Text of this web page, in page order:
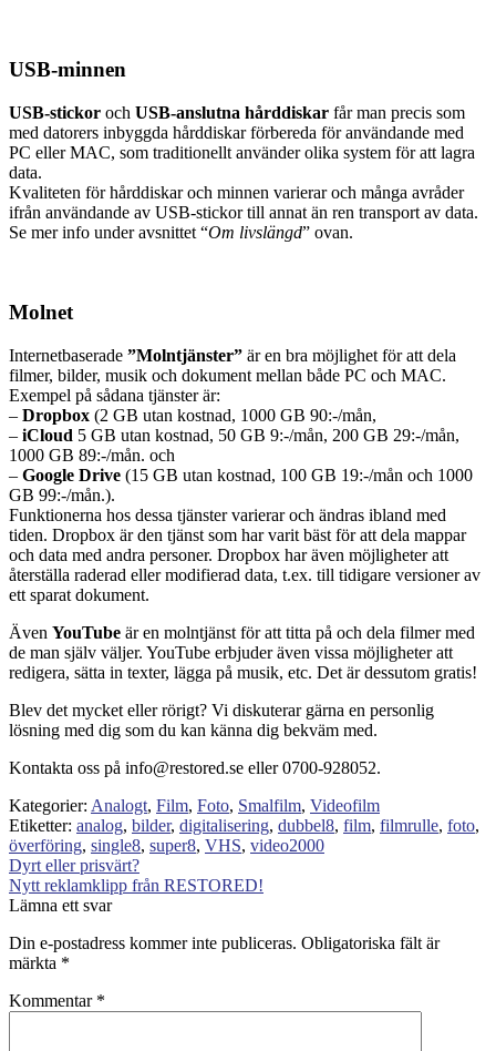
USB-minnen
USB-stickor och USB-anslutna hårddiskar får man precis som
med datorers inbyggda hårddiskar förbereda för användande med
PC eller MAC, som traditionellt använder olika system för att lagra
data.
Kvaliteten för hårddiskar och minnen varierar och många avråder
ifrån användande av USB-stickor till annat än ren transport av data.
Se mer info under avsnittet “Om livslängd” ovan.
Molnet
Internetbaserade ”Molntjänster” är en bra möjlighet för att dela
filmer, bilder, musik och dokument mellan både PC och MAC.
Exempel på sådana tjänster är:
– Dropbox (2 GB utan kostnad, 1000 GB 90:-/mån,
– iCloud 5 GB utan kostnad, 50 GB 9:-/mån, 200 GB 29:-/mån,
1000 GB 89:-/mån. och
– Google Drive (15 GB utan kostnad, 100 GB 19:-/mån och 1000
GB 99:-/mån.).
Funktionerna hos dessa tjänster varierar och ändras ibland med
tiden. Dropbox är den tjänst som har varit bäst för att dela mappar
och data med andra personer. Dropbox har även möjligheter att
återställa raderad eller modifierad data, t.ex. till tidigare versioner av
ett sparat dokument.
Även YouTube är en molntjänst för att titta på och dela filmer med
de man själv väljer. YouTube erbjuder även vissa möjligheter att
redigera, sätta in texter, lägga på musik, etc. Det är dessutom gratis!
Blev det mycket eller rörigt? Vi diskuterar gärna en personlig
lösning med dig som du kan känna dig bekväm med.
Kontakta oss på info@restored.se eller 0700-928052.
Kategorier: Analogt, Film, Foto, Smalfilm, Videofilm
Etiketter: analog, bilder, digitalisering, dubbel8, film, filmrulle, foto,
överföring, single8, super8, VHS, video2000
Inläggsnavigering
Föregående
inlägg:
Dyrt eller prisvärt?
Nästa
inlägg:
Nytt reklamklipp från RESTORED!
Lämna ett svar
Din e-postadress kommer inte publiceras. Obligatoriska fält är
märkta *
Kommentar *